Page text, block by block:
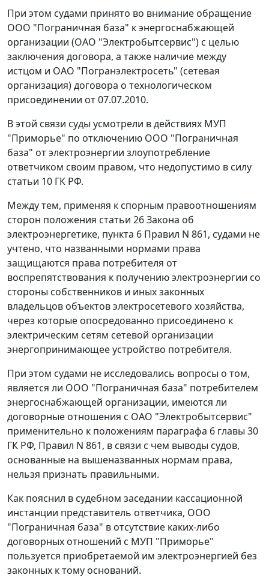
При этом судами принято во внимание обращение
ООО "Пограничная база" к энергоснабжающей
организации (ОАО "Электробытсервис") с целью
заключения договора, а также наличие между
истцом и ОАО "Погранэлектросеть" (сетевая
организация) договора о технологическом
присоединении от 07.07.2010.
В этой связи суды усмотрели в действиях МУП
"Приморье" по отключению ООО "Пограничная
база" от электроэнергии злоупотребление
ответчиком своим правом, что недопустимо в силу
статьи 10 ГК РФ.
Между тем, применяя к спорным правоотношениям
сторон положения статьи 26 Закона об
электроэнергетике, пункта 6 Правил N 861, судами не
учтено, что названными нормами права
защищаются права потребителя от
воспрепятствования к получению электроэнергии со
стороны собственников и иных законных
владельцов объектов электросетевого хозяйства,
через которые опосредованно присоединено к
электрическим сетям сетевой организации
энергопринимающее устройство потребителя.
При этом судами не исследовались вопросы о том,
является ли ООО "Пограничная база" потребителем
энергоснабжающей организации, имеются ли
договорные отношения с ОАО "Электробытсервис"
применительно к положениям параграфа 6 главы 30
ГК РФ, Правил N 861, в связи с чем выводы судов,
основанные на вышеназванных нормам права,
нельзя признать правильными.
Как пояснил в судебном заседании кассационной
инстанции представитель ответчика, ООО
"Пограничная база" в отсутствие каких-либо
договорных отношений с МУП "Приморье"
пользуется приобретаемой им электроэнергией без
законных к тому оснований.